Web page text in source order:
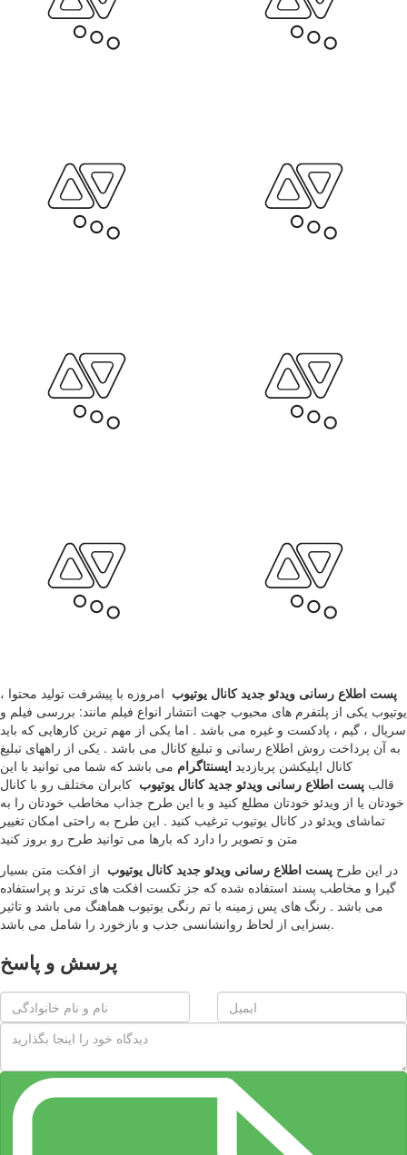
پست اطلاع رسانی ویدئو جدید کانال یوتیوب امروزه با پیشرفت تولید محتوا ،
یوتیوب یکی از پلتفرم های محبوب جهت انتشار انواع فیلم مانند: بررسی فیلم و
سریال ، گیم ، پادکست و غیره می باشد . اما یکی از مهم ترین کارهایی که باید
به آن پرداخت روش اطلاع رسانی و تبلیغ کانال می باشد . یکی از راههای تبلیغ
کانال اپلیکشن پربازدید ایسنتاگرام می باشد که شما می توانید با این
قالب پست اطلاع رسانی ویدئو جدید کانال یوتیوب کابران مختلف رو با کانال
خودتان یا از ویدئو خودتان مطلع کنید و با این طرح جذاب مخاطب خودتان را به
تماشای ویدئو در کانال یوتیوب ترغیب کنید . این طرح به راحتی امکان تغییر
در این طرح پست اطلاع رسانی ویدئو جدید کانال یوتیوب از افکت متن بسیار
گیرا و مخاطب پسند استفاده شده که جز تکست افکت های ترند و پراستفاده
می باشد . رنگ های پس زمینه با تم رنگی یوتیوب هماهنگ می باشد و تاثیر
بسزایی از لحاظ روانشانسی جذب و بازخورد را شامل می باشد.
پرسش و پاسخ